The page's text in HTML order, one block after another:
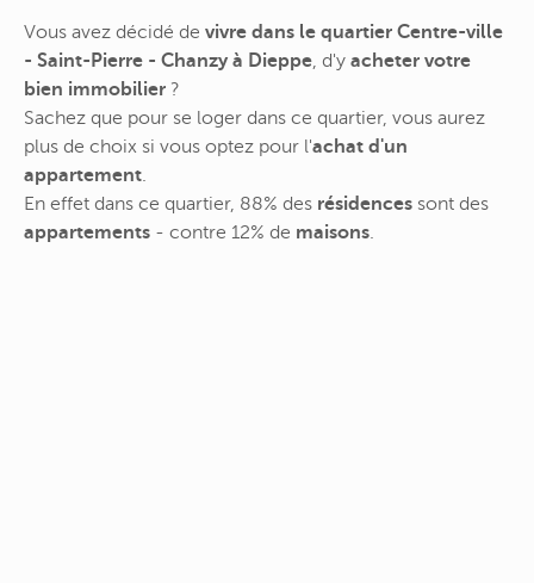
Vous avez décidé de vivre dans le quartier Centre-ville
- Saint-Pierre - Chanzy à Dieppe, d'y acheter votre
bien immobilier ?
Sachez que pour se loger dans ce quartier, vous aurez
plus de choix si vous optez pour l'achat d'un
appartement.
En effet dans ce quartier, 88% des résidences sont des
appartements - contre 12% de maisons.